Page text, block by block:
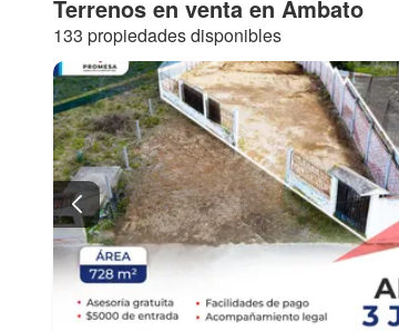
Terrenos en venta en Ambato
133 propiedades disponibles